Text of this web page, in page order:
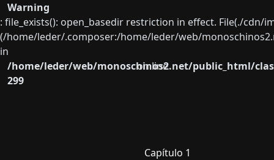
Warning
: file_exists(): open_basedir restriction in effect. File(./
(/home/leder/.composer:/home/leder/web/
in
/home/leder/web/monoschinos2.net/public_html/
on line
299
Capítulo 1